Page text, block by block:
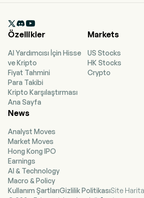

Özellikler
AI Yardımcısı İçin Hisse
ve Kripto
Fiyat Tahmini
Para Takibi
Kripto Karşılaştırması
Ana Sayfa
Markets
US Stocks
HK Stocks
Crypto
News
Analyst Moves
Market Moves
Hong Kong IPO
Earnings
AI & Technology
Macro & Policy
Kullanım ŞartlarıGizlilik PolitikasıSite